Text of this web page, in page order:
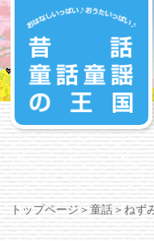
トップページ＞童話＞ねず